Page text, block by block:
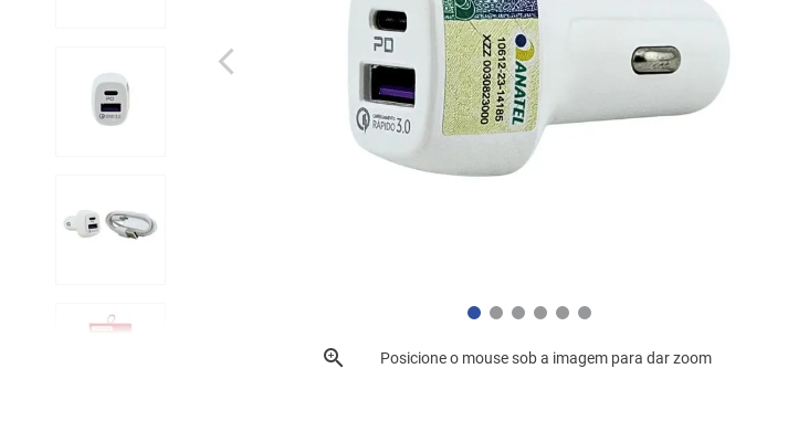
Posicione o mouse sob a imagem para dar zoom